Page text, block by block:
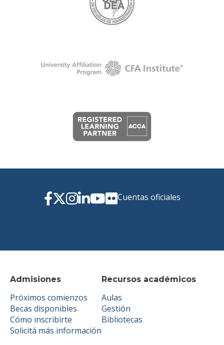
Admisiones
Próximos comienzos
Becas disponibles
Cómo inscribirte
Solicitá más información
Recursos académicos
Aulas
Gestión
Bibliotecas
Cuentas oficiales